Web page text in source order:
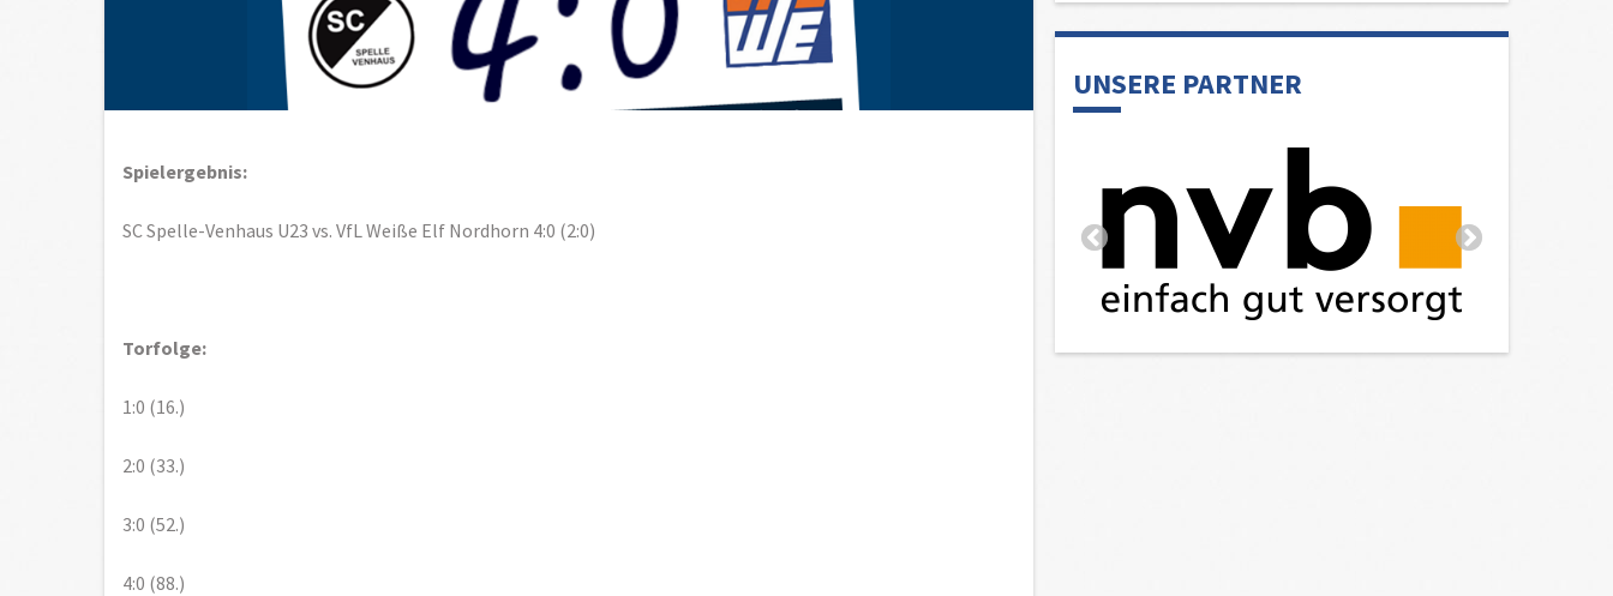
Spielergebnis:
SC Spelle-Venhaus U23 vs. VfL Weiße Elf Nordhorn 4:0 (2:0)
Torfolge:
1:0 (16.)
2:0 (33.)
3:0 (52.)
4:0 (88.)
UNSERE PARTNER